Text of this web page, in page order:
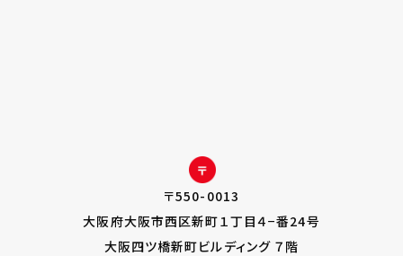
〒550-0013
大阪府大阪市西区新町１丁目４−番24号
大阪四ツ橋新町ビルディング ７階